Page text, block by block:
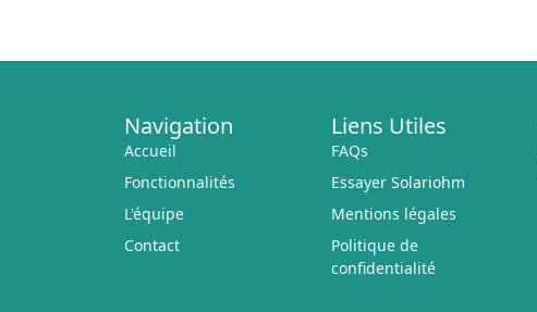
Navigation
Accueil
Fonctionnalités
L'équipe
Contact
Liens Utiles
FAQs
Essayer Solariohm
Mentions légales
Politique de
confidentialité